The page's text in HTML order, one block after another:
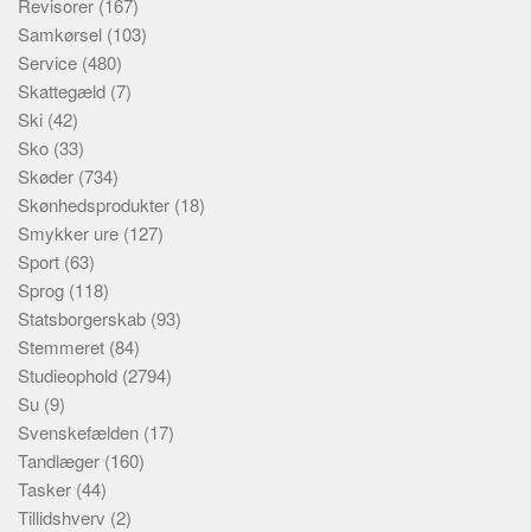
Revisorer (167)
Samkørsel (103)
Service (480)
Skattegæld (7)
Ski (42)
Sko (33)
Skøder (734)
Skønhedsprodukter (18)
Smykker ure (127)
Sport (63)
Sprog (118)
Statsborgerskab (93)
Stemmeret (84)
Studieophold (2794)
Su (9)
Svenskefælden (17)
Tandlæger (160)
Tasker (44)
Tillidshverv (2)